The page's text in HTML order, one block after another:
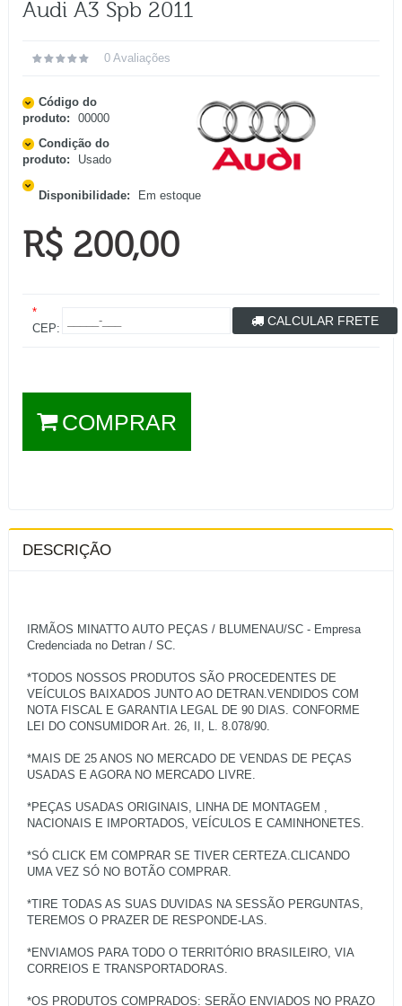
Audi A3 Spb 2011
0 Avaliações
Código do
produto:
00000
Condição do
produto:
Usado
Disponibilidade: Em estoque
R$ 200,00
*
CEP:
CALCULAR FRETE
COMPRAR
DESCRIÇÃO
IRMÃOS MINATTO AUTO PEÇAS / BLUMENAU/SC - Empresa
Credenciada no Detran / SC.
*TODOS NOSSOS PRODUTOS SÃO PROCEDENTES DE
VEÍCULOS BAIXADOS JUNTO AO DETRAN.VENDIDOS COM
NOTA FISCAL E GARANTIA LEGAL DE 90 DIAS. CONFORME
LEI DO CONSUMIDOR Art. 26, II, L. 8.078/90.
*MAIS DE 25 ANOS NO MERCADO DE VENDAS DE PEÇAS
USADAS E AGORA NO MERCADO LIVRE.
*PEÇAS USADAS ORIGINAIS, LINHA DE MONTAGEM ,
NACIONAIS E IMPORTADOS, VEÍCULOS E CAMINHONETES.
*SÓ CLICK EM COMPRAR SE TIVER CERTEZA.CLICANDO
UMA VEZ SÓ NO BOTÃO COMPRAR.
*TIRE TODAS AS SUAS DUVIDAS NA SESSÃO PERGUNTAS,
TEREMOS O PRAZER DE RESPONDE-LAS.
*ENVIAMOS PARA TODO O TERRITÓRIO BRASILEIRO, VIA
CORREIOS E TRANSPORTADORAS.
*OS PRODUTOS COMPRADOS: SERÃO ENVIADOS NO PRAZO